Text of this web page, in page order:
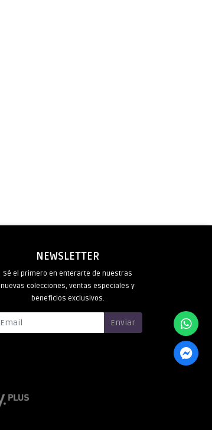
NEWSLETTER
Sé el primero en enterarte de nuestras
nuevas colecciones, ventas especiales y
beneficios exclusivos.
Enviar